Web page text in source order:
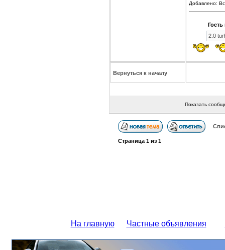
Добавлено:
2.0
Вернуться к началу
Показать
Страница 1из 1
На главную Частные объявления